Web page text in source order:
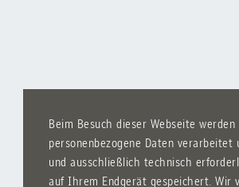
Beim Besuch dieser Webseite werden
personenbezogene Daten verarbeitet
und ausschließlich technisch
auf Ihrem Endgerät gespeichert. Wir